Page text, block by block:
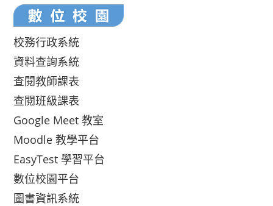
校務行政系統
資料查詢系統
查閱教師課表
查閱班級課表
Google Meet 教室
Moodle 教學平台
EasyTest 學習平台
數位校園平台
圖書資訊系統